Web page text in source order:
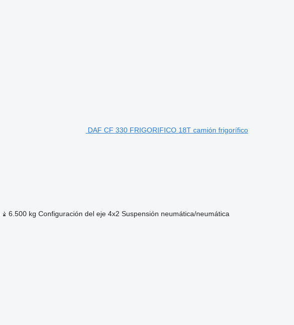
DAF CF 330 FRIGORIFICO 18T camión frigorífico
6.500 kg Configuración del eje 4x2 Suspensión neumática/neumática